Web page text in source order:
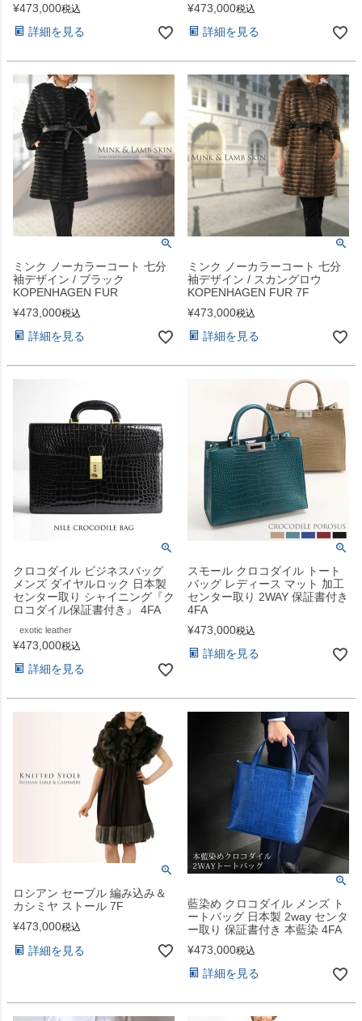
¥473,000税込
詳細を見る
¥473,000税込
詳細を見る
ミンク ノーカラーコート 七分
袖デザイン / ブラック
KOPENHAGEN FUR
¥473,000税込
詳細を見る
ミンク ノーカラーコート 七分
袖デザイン / スカングロウ
KOPENHAGEN FUR 7F
¥473,000税込
詳細を見る
クロコダイル ビジネスバッグ
メンズ ダイヤルロック 日本製
センター取り シャイニング『ク
ロコダイル保証書付き』 4FA
exotic leather
¥473,000税込
詳細を見る
スモール クロコダイル トート
バッグ レディース マット 加工
センター取り 2WAY 保証書付き
4FA
¥473,000税込
詳細を見る
ロシアン セーブル 編み込み＆
カシミヤ ストール 7F
¥473,000税込
詳細を見る
藍染め クロコダイル メンズ ト
ートバッグ 日本製 2way センタ
ー取り 保証書付き 本藍染 4FA
¥473,000税込
詳細を見る